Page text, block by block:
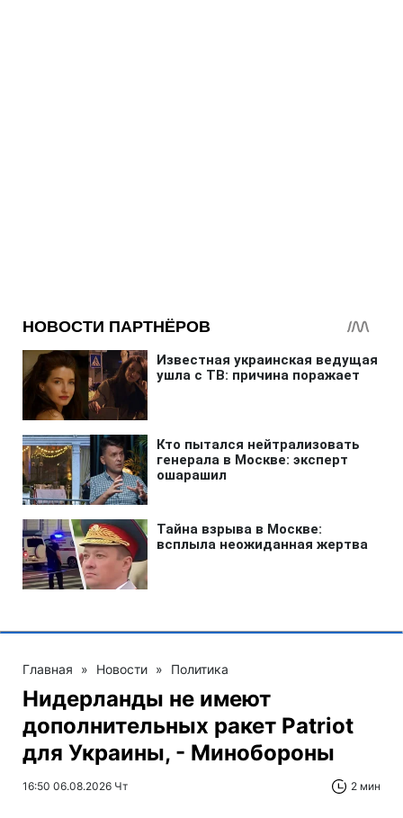
Главная » Новости » Политика
Нидерланды не имеют
дополнительных ракет Patriot
для Украины, - Минобороны
16:50 06.08.2026 Чт 2 мин